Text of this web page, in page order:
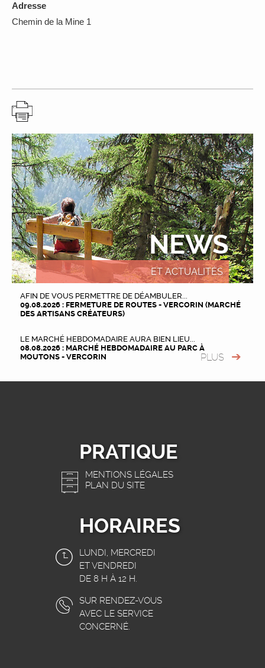
Adresse
Chemin de la Mine 1
NEWS
ET ACTUALITÉS
AFIN DE VOUS PERMETTRE DE DÉAMBULER...
09.08.2026 : FERMETURE DE ROUTES - VERCORIN (MARCHÉ
DES ARTISANS CRÉATEURS)
LE MARCHÉ HEBDOMADAIRE AURA BIEN LIEU...
08.08.2026 : MARCHÉ HEBDOMADAIRE AU PARC À
MOUTONS - VERCORIN
PLUS
PRATIQUE
MENTIONS LÉGALES
PLAN DU SITE
HORAIRES
LUNDI, MERCREDI
ET VENDREDI
DE 8 H À 12 H.
SUR RENDEZ-VOUS
AVEC LE SERVICE
CONCERNÉ.